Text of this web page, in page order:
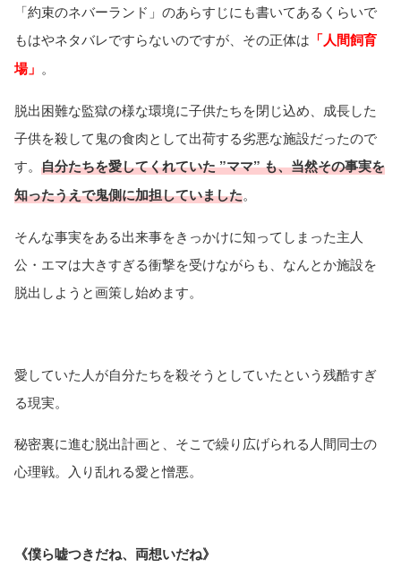
「約束のネバーランド」のあらすじにも書いてあるくらいで
もはやネタバレですらないのですが、その正体は 「人間飼育
場」 。
脱出困難な監獄の様な環境に子供たちを閉じ込め、成長した
子供を殺して鬼の食肉として出荷する劣悪な施設だったので
す。 自分たちを愛してくれていた ”ママ” も、当然その事実を
知ったうえで鬼側に加担していました。
そんな事実をある出来事をきっかけに知ってしまった主人
公・エマは大きすぎる衝撃を受けながらも、なんとか施設を
脱出しようと画策し始めます。
愛していた人が自分たちを殺そうとしていたという残酷すぎ
る現実。
秘密裏に進む脱出計画と、そこで繰り広げられる人間同士の
心理戦。入り乱れる愛と憎悪。
《僕ら嘘つきだね、両想いだね》